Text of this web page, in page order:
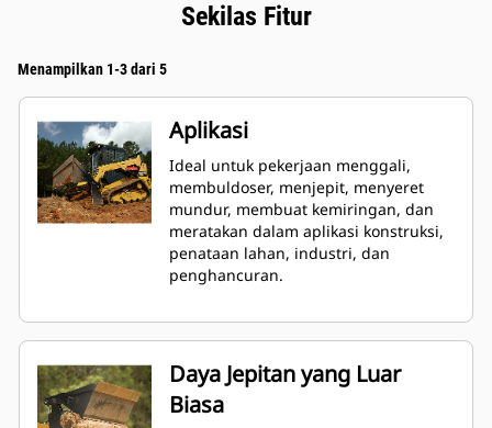
Sekilas Fitur
Menampilkan 1-3 dari 5
Aplikasi
Ideal untuk pekerjaan menggali,
membuldoser, menjepit, menyeret
mundur, membuat kemiringan, dan
meratakan dalam aplikasi konstruksi,
penataan lahan, industri, dan
penghancuran.
Daya Jepitan yang Luar
Biasa